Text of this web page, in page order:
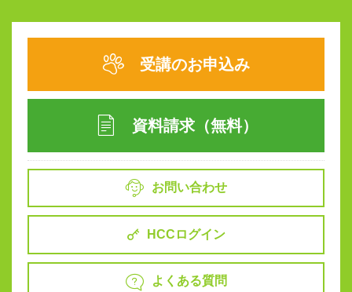
受講のお申込み
資料請求（無料）
お問い合わせ
HCCログイン
よくある質問